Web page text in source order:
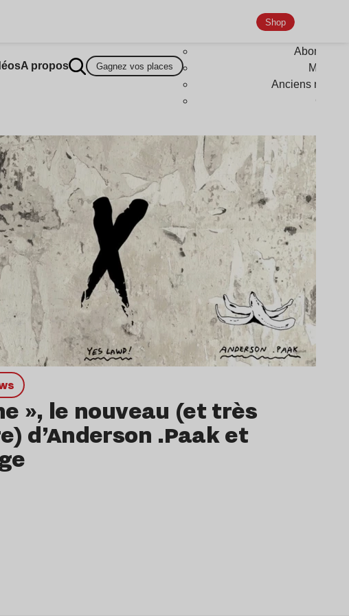
A propos Gagnez vos places
Shop
Anciens
», le nouveau (et très
d’Anderson .Paak et